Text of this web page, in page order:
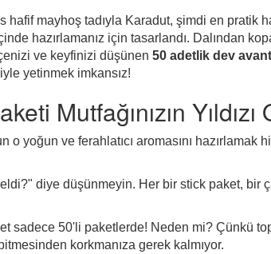
hafif mayhoş tadıyla Karadut, şimdi en pratik
hazırlamanız için tasarlandı. Dalından
ve keyfinizi düşünen 50 adetlik dev
yetinmek imkansız!
Mutfağınızın Yıldızı
o yoğun ve ferahlatıcı aromasını
diye düşünmeyin. Her bir stick paket, bir
sadece 50'li paketlerde! Neden mi? Çünkü
korkmanıza gerek kalmıyor.